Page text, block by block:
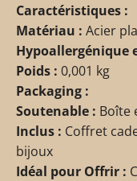
Caractéristiques :
Matériau : Acier
Hypoallergénique
Poids : 0,001 kg
Packaging :
Soutenable : Boîte
Inclus : Coffret
bijoux
Idéal pour Offrir :